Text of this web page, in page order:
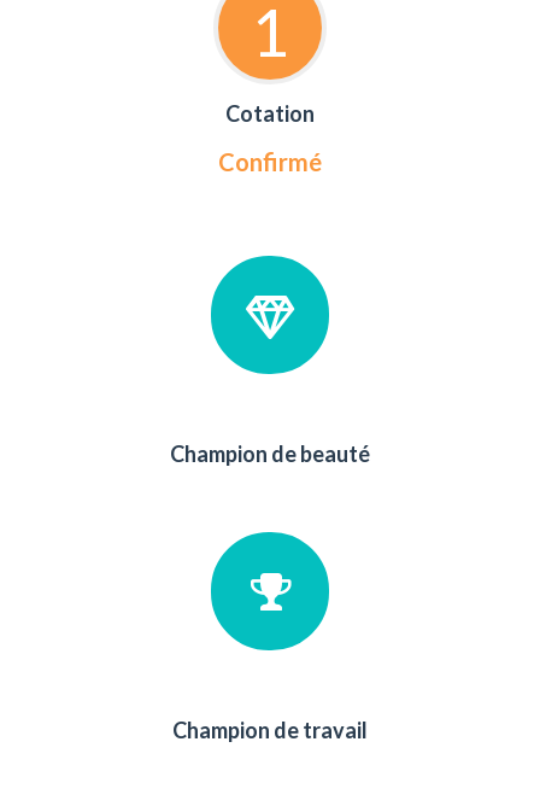
1
Cotation
Confirmé
Champion de beauté
Champion de travail